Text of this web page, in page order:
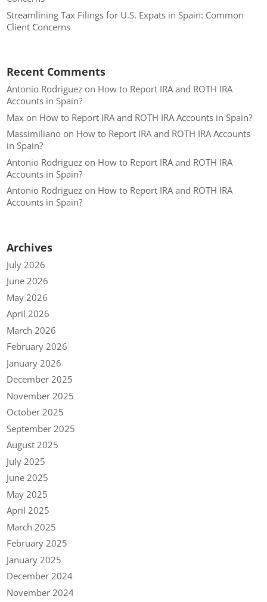
Streamlining Tax Filings for U.S. Expats in Spain: Common
Client Concerns
Recent Comments
Antonio Rodriguez on How to Report IRA and ROTH IRA
Accounts in Spain?
Max on How to Report IRA and ROTH IRA Accounts in Spain?
Massimiliano on How to Report IRA and ROTH IRA Accounts
in Spain?
Antonio Rodriguez on How to Report IRA and ROTH IRA
Accounts in Spain?
Antonio Rodriguez on How to Report IRA and ROTH IRA
Accounts in Spain?
Archives
July 2026
June 2026
May 2026
April 2026
March 2026
February 2026
January 2026
December 2025
November 2025
October 2025
September 2025
August 2025
July 2025
June 2025
May 2025
April 2025
March 2025
February 2025
January 2025
December 2024
November 2024